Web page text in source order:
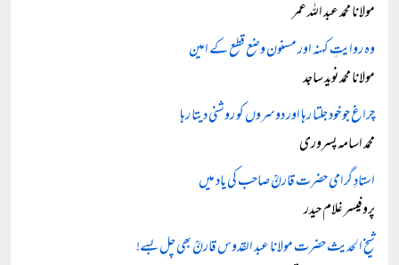
مولانا محمد عبد اللہ عمر
وہ روایتِ کہنہ اور مسنون وضع قطع کے امین
مولانا محمد نوید ساجد
چراغ جو خود جلتا رہا اور دوسروں کو روشنی دیتا رہا
محمد اسامہ پسروری
استادِ گرامی حضرت قارنؒ صاحب کی یاد میں
پروفیسر غلام حیدر
شیخ الحدیث حضرت مولانا عبد القدوس قارنؒ بھی چل بسے!